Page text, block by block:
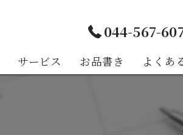
044-567-
サービス お品書き よくあ